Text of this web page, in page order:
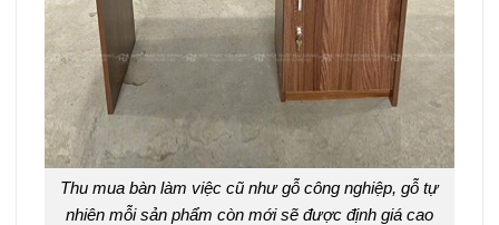
Thu mua bàn làm việc cũ như gỗ công nghiệp, gỗ tự
nhiên mỗi sản phẩm còn mới sẽ được định giá cao